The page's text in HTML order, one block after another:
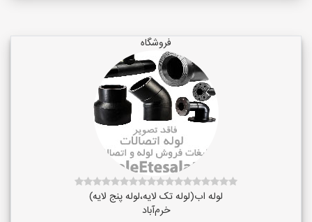
فروشگاه
لوله اب(لوله تک لایه،لوله پنج لایه)
خرم‌آباد